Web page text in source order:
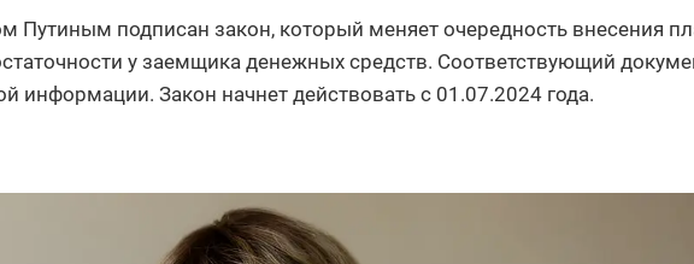
подписан закон, который меняет очередность внесения
у заемщика денежных средств. Соответствующий
информации. Закон начнет действовать с 01.07.2024 года.